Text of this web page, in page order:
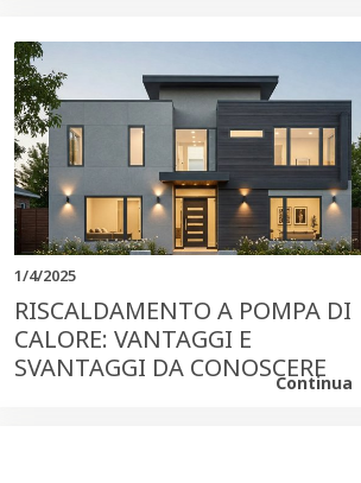
1/4/2025
RISCALDAMENTO A POMPA DI
CALORE: VANTAGGI E
SVANTAGGI DA CONOSCERE
Continua